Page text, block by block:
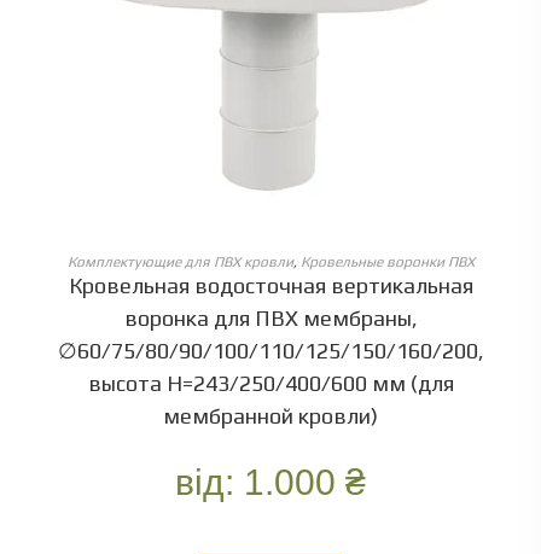
ОБЕРІТЬ ОПЦІЇ
Комплектующие для ПВХ кровли, Кровельные воронки ПВХ
Кровельная водосточная вертикальная
воронка для ПВХ мембраны,
∅60/75/80/90/100/110/125/150/160/200,
высота Н=243/250/400/600 мм (для
мембранной кровли)
від: 1.000 ₴